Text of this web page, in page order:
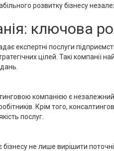
розвитку бізнесу
ключова
експертні послуги
цілей. Такі
компанією є
Крім того,
послуг.
не лише вирішити